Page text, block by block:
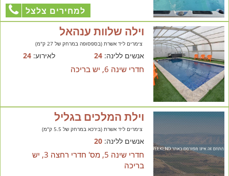
למחירים צלצל
וילה שלוות ענהאל
צימרים ליד אשרת (בספסופה במרחק של 27 ק"מ)
אנשים ללינה:24 לאירוע:24
חדרי שינה 6, יש בריכה
וילת המלכים בגליל
צימרים ליד אשרת (בירכא במרחק של 5.5 ק"מ)
אנשים ללינה:20
חדרי שינה 5, מס' חדרי רחצה 3, יש
בריכה